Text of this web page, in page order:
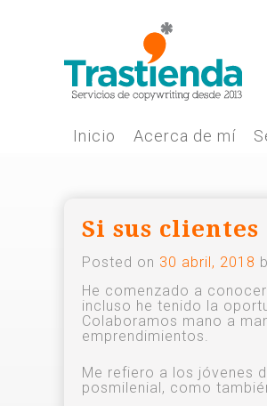
Inicio Acerca de mí
Si sus
Posted on 30 abril, 2018
He comenzado a
incluso he tenido la
Colaboramos mano a
emprendimientos.
Me refiero a los jóvenes
posmilenial, como